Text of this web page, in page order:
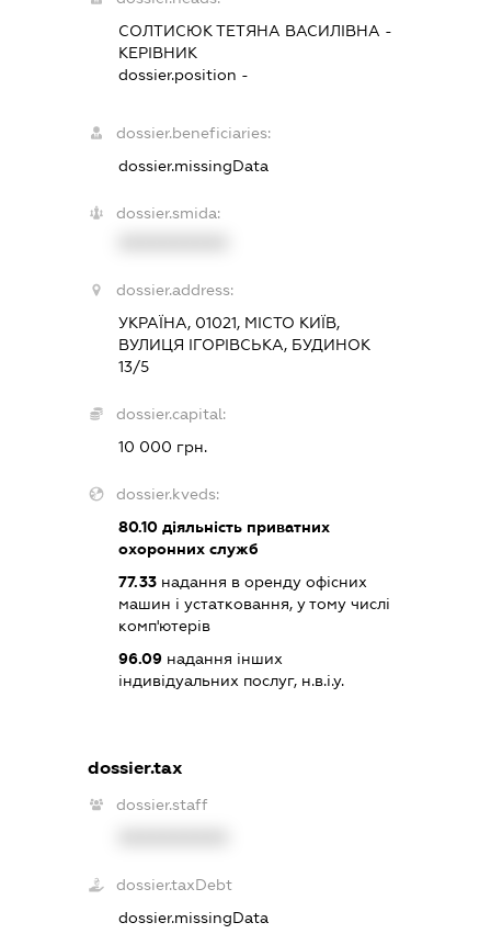
СОЛТИСЮК ТЕТЯНА ВАСИЛІВНА -
КЕРІВНИК
dossier.position -
dossier.beneficiaries:
dossier.missingData
dossier.smida:
dossier.address:
УКРАЇНА, 01021, МІСТО КИЇВ,
ВУЛИЦЯ ІГОРІВСЬКА, БУДИНОК
13/5
dossier.capital:
10 000 грн.
dossier.kveds:
80.10 діяльність приватних
охоронних служб
77.33 надання в оренду офісних
машин і устатковання, у тому числі
комп'ютерів
96.09 надання інших
індивідуальних послуг, н.в.і.у.
dossier.tax
dossier.staff
dossier.taxDebt
dossier.missingData